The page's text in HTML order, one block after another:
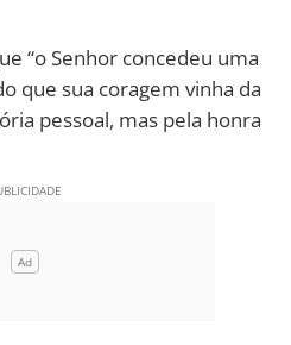
“o Senhor concedeu uma
que sua coragem vinha da
pessoal, mas pela honra